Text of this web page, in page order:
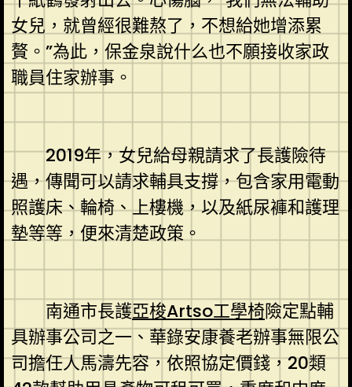
女兒，就曾經很難熬了，不想給她增添累
贅。”為此，保金泉說什么也不願接收家政
職員住家辦事。
2019年，女兒給母親請求了長護險待
遇，傳聞可以請求輔具支撐，包含家用電動
照護床、輪椅、上樓機，以及紙尿褲和護理
墊等等，便來清楚政策。
南通市長護亞梭Artso工學椅險定點輔
具辦事公司之一、華錄安康養老辦事無限公
司擔任人馬濤先容，依照協定價錢，20類